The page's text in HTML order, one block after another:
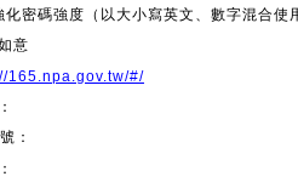
密碼強度（以大小寫英文、數字混合使
意
165.npa.gov.tw/#/
：